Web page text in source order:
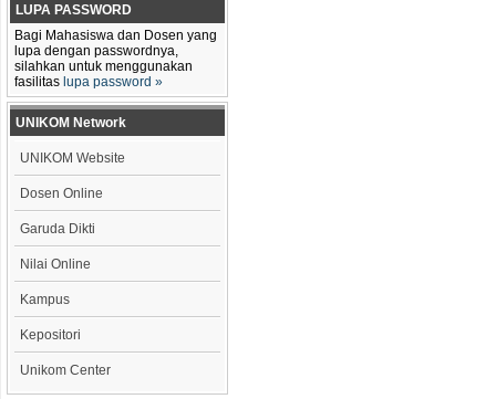
LUPA PASSWORD
Bagi Mahasiswa dan Dosen yang
lupa dengan passwordnya,
silahkan untuk menggunakan
fasilitas lupa password »
UNIKOM Network
UNIKOM Website
Dosen Online
Garuda Dikti
Nilai Online
Kampus
Kepositori
Unikom Center